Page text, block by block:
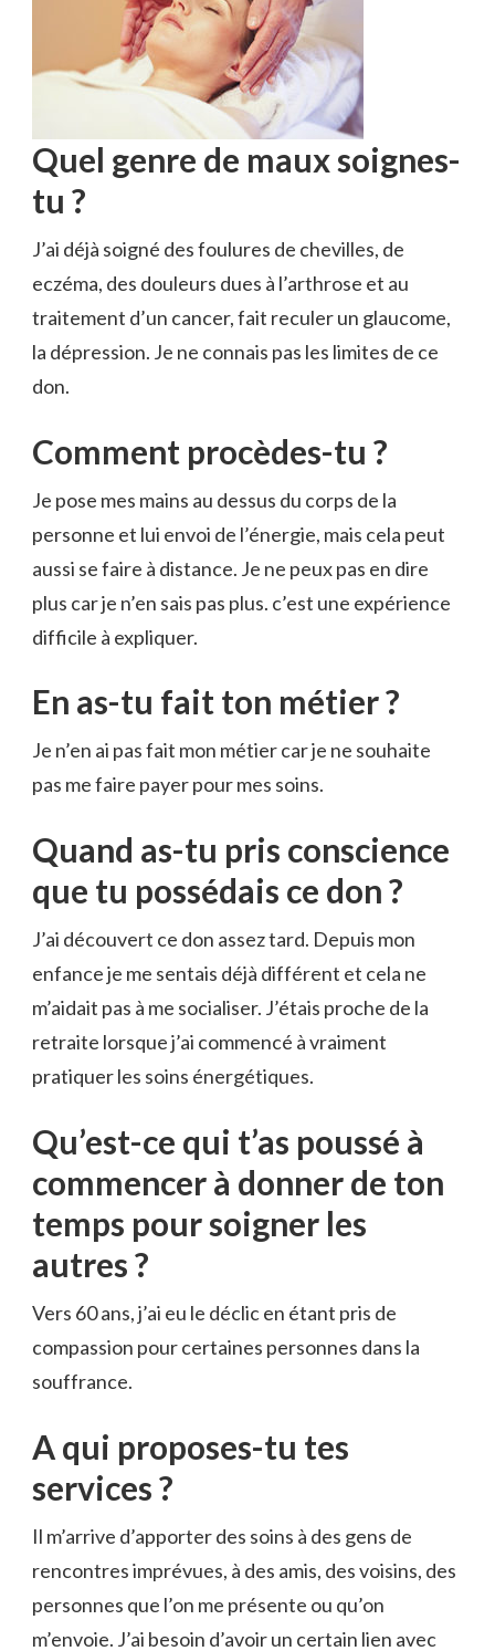
Quel genre de maux soignes-
tu ?
J’ai déjà soigné des foulures de chevilles, de
eczéma, des douleurs dues à l’arthrose et au
traitement d’un cancer, fait reculer un glaucome,
la dépression. Je ne connais pas les limites de ce
don.
Comment procèdes-tu ?
Je pose mes mains au dessus du corps de la
personne et lui envoi de l’énergie, mais cela peut
aussi se faire à distance. Je ne peux pas en dire
plus car je n’en sais pas plus. c’est une expérience
difficile à expliquer.
En as-tu fait ton métier ?
Je n’en ai pas fait mon métier car je ne souhaite
pas me faire payer pour mes soins.
Quand as-tu pris conscience
que tu possédais ce don ?
J’ai découvert ce don assez tard. Depuis mon
enfance je me sentais déjà différent et cela ne
m’aidait pas à me socialiser. J’étais proche de la
retraite lorsque j’ai commencé à vraiment
pratiquer les soins énergétiques.
Qu’est-ce qui t’as poussé à
commencer à donner de ton
temps pour soigner les
autres ?
Vers 60 ans, j’ai eu le déclic en étant pris de
compassion pour certaines personnes dans la
souffrance.
A qui proposes-tu tes
services ?
Il m’arrive d’apporter des soins à des gens de
rencontres imprévues, à des amis, des voisins, des
personnes que l’on me présente ou qu’on
m’envoie. J’ai besoin d’avoir un certain lien avec